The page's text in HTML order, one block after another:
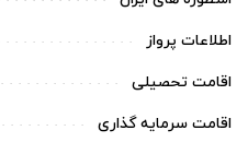
اطلاعات پرواز
اقامت تحصیلی
اقامت سرمایه گذاری